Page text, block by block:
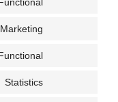
Marketing
Statistics